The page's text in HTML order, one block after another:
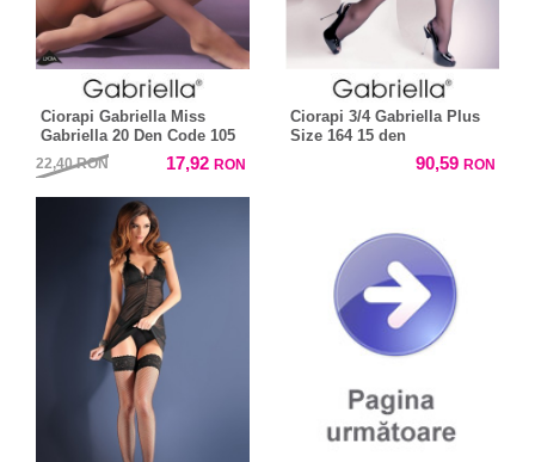
Ciorapi Gabriella Miss
Gabriella 20 Den Code 105
22,40RON 17,92 RON
Ciorapi 3/4 Gabriella Plus
Size 164 15 den
90,59 RON